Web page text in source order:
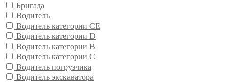
Бригада
Водитель
Водитель категории CE
Водитель категории D
Водитель категории В
Водитель категории С
Водитель погрузчика
Водитель экскаватора